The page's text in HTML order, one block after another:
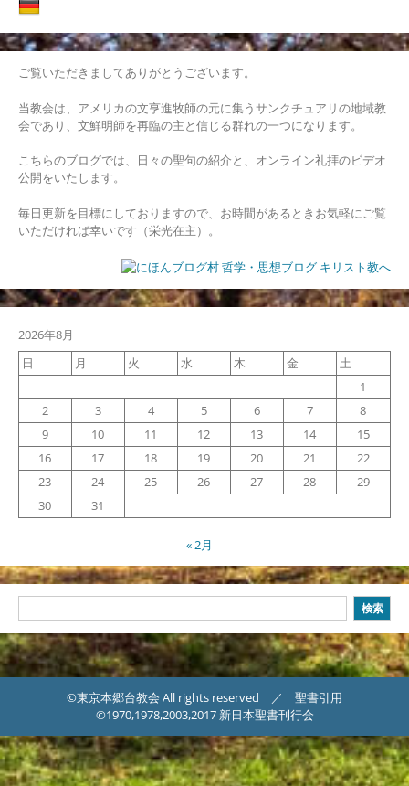
ゲ
ー
シ
ョ
ン
ご覧いただきましてありがとうございます。
当教会は、アメリカの文亨進牧師の元に集うサンクチュアリの地域教
会であり、文鮮明師を再臨の主と信じる群れの一つになります。
こちらのブログでは、日々の聖句の紹介と、オンライン礼拝のビデオ
公開をいたします。
毎日更新を目標にしておりますので、お時間があるときお気軽にご覧
いただければ幸いです（栄光在主）。
2026年8月
日
月 火 水 木 金
土
1
2
3 4 5 6 7
8
9
10 11 12 13 14
15
16
17 18 19 20 21
22
23
24 25 26 27 28
29
30
31
« 2月
索
検索
©東京本郷台教会 All rights reserved ／ 聖書引用
©1970,1978,2003,2017 新日本聖書刊行会